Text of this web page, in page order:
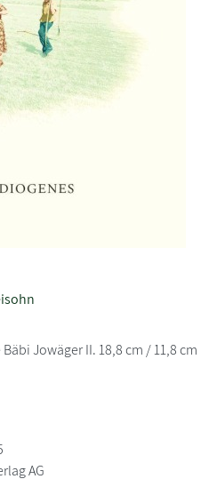
Jowäger II. 18,8 cm / 11,8 cm
AG